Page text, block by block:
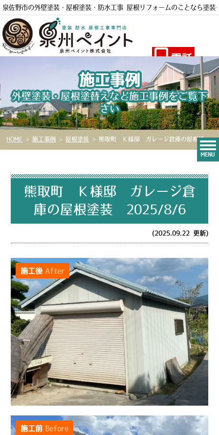
泉佐野市の外壁塗装・屋根塗装・防水工事 屋根リフォームのことなら塗装
電話
MENU
施工事例
外壁塗装・屋根塗替えなど施工事例をご覧下
さい
HOME >施工事例 > 屋根塗装 > 熊取町 Ｋ様邸 ガレージ倉庫の屋根塗装 2025/8/6
熊取町 Ｋ様邸 ガレージ倉
庫の屋根塗装 2025/8/6
(2025.09.22 更新)
施工後 After
施工前 Before